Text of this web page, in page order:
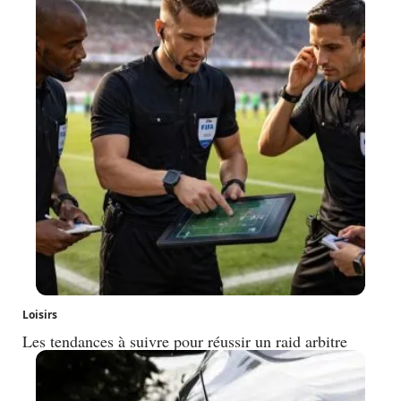
Loisirs
Les tendances à suivre pour réussir un raid arbitre